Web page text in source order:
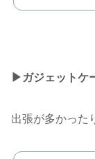
▶︎ガジェットケ
出張が多かった